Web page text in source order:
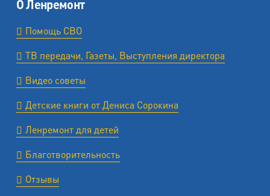
О Ленремонт
Помощь СВО
ТВ передачи, Газеты, Выступления директора
Видео советы
Детские книги от Дениса Сорокина
Ленремонт для детей
Благотворительность
Отзывы